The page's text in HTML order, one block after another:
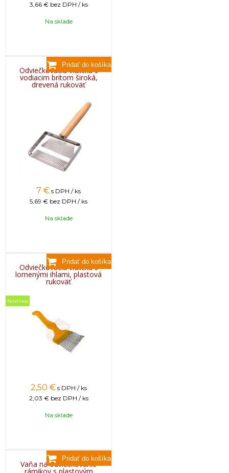
3,66 € bez DPH / ks
Na sklade
Odviečkovacia vidlička s
vodiacim britom široká,
drevená rukoväť
7 € s DPH / ks
5,69 € bez DPH / ks
Na sklade
Odviečkovacia vidlička s
lomenými ihlami, plastová
rukoväť
Novinka
2,50 € s DPH / ks
2,03 € bez DPH / ks
Na sklade
Vaňa na odviečkovanie